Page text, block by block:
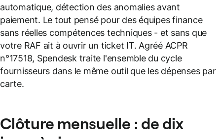
automatique, détection des anomalies avant
paiement. Le tout pensé pour des équipes finance
sans réelles compétences techniques - et sans que
votre RAF ait à ouvrir un ticket IT. Agréé ACPR
n°17518, Spendesk traite l'ensemble du cycle
fournisseurs dans le même outil que les dépenses par
carte.
Clôture mensuelle : de dix